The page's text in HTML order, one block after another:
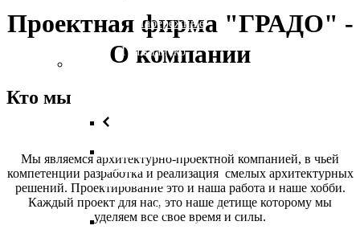
Набережные
Гражданско-
промышленное
жилых
комплексов
Проектирование
сельскохозяйственных
Проектная фирма "ГРАДО" -
О компании
Кто мы
Мы являемся архитектурно-проектной компанией, в чьей
компетенции разработка и реализация смелых архитектурных
решений. Проектирование это и наша работа и наше хобби.
Каждый проект для нас, это наше детище которому мы
уделяем все свое время и силы.